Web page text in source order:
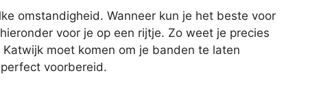
omstandigheid. Wanneer kun je het beste voor
voor je op een rijtje. Zo weet je precies
moet komen om je banden te laten
voorbereid.